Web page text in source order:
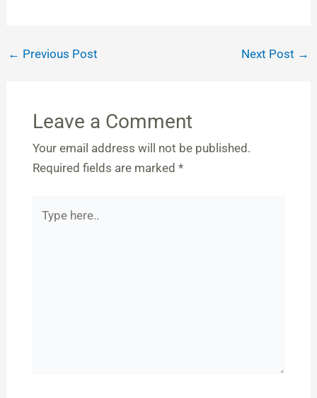
← Previous Post Next Post →
Leave a Comment
Your email address will not be published.
Required fields are marked *
here..